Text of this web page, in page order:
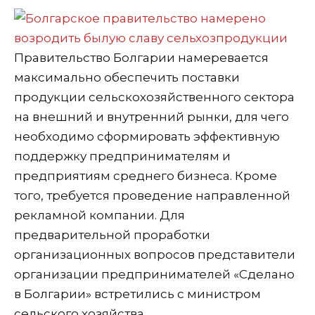
Правительство Болгарии намеревается
максимально обеспечить поставки
продукции сельскохозяйственного сектора
на внешний и внутренний рынки, для чего
необходимо сформировать эффективную
поддержку предпринимателям и
предприятиям среднего бизнеса. Кроме
того, требуется проведение направленной
рекламной компании. Для
предварительной проработки
организационных вопросов представители
организации предпринимателей «Сделано
в Болгарии» встретились с министром